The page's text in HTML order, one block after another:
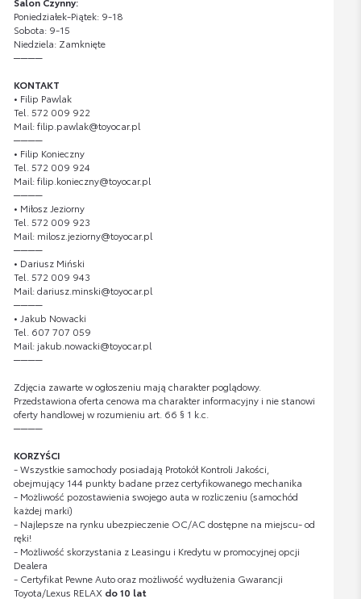
Poniedziałek-Piątek: 9-18
Sobota: 9-15
Niedziela: Zamknięte
────
KONTAKT
• Filip Pawlak
Tel. 572 009 922
Mail: filip.pawlak@toyocar.pl
────
• Filip Konieczny
Tel. 572 009 924
Mail: filip.konieczny@toyocar.pl
────
• Miłosz Jeziorny
Tel. 572 009 923
Mail: milosz.jeziorny@toyocar.pl
────
• Dariusz Miński
Tel. 572 009 943
Mail: dariusz.minski@toyocar.pl
────
• Jakub Nowacki
Tel. 607 707 059
Mail: jakub.nowacki@toyocar.pl
────
Zdjęcia zawarte w ogłoszeniu mają charakter poglądowy.
Przedstawiona oferta cenowa ma charakter informacyjny i nie stanowi
oferty handlowej w rozumieniu art. 66 § 1 k.c.
────
KORZYŚCI
- Wszystkie samochody posiadają Protokół Kontroli Jakości,
obejmujący 144 punkty badane przez certyfikowanego mechanika
- Możliwość pozostawienia swojego auta w rozliczeniu (samochód
każdej marki)
- Najlepsze na rynku ubezpieczenie OC/AC dostępne na miejscu- od
ręki!
- Możliwość skorzystania z Leasingu i Kredytu w promocyjnej opcji
Dealera
- Certyfikat Pewne Auto oraz możliwość wydłużenia Gwarancji
Toyota/Lexus RELAX do 10 lat